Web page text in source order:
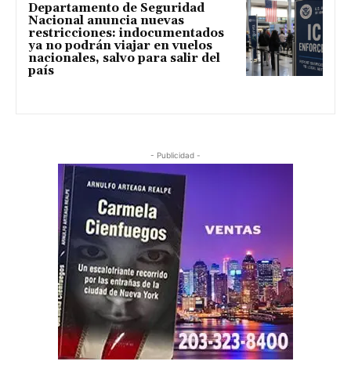
Departamento de Seguridad
Nacional anuncia nuevas
restricciones: indocumentados
ya no podrán viajar en vuelos
nacionales, salvo para salir del
país
- Publicidad -